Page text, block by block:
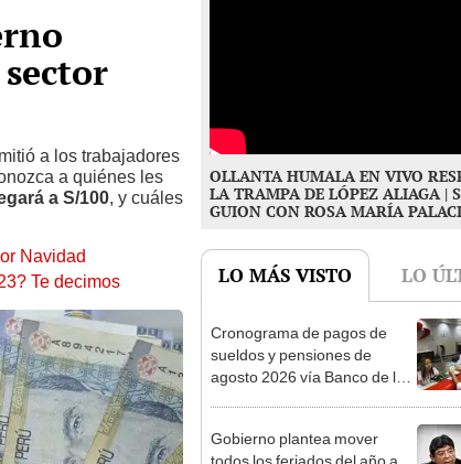
a los trabajadores
a quiénes les
a S/100, y cuáles
Navidad
Te decimos
OLLANTA HUMALA EN VIVO
LA TRAMPA DE LÓPEZ ALIAGA |
GUION CON ROSA MARÍA
LO MÁS VISTO LO
Cronograma de pagos de
sueldos y pensiones de
agosto 2026 vía Banco de la
Gobierno plantea mover
todos los feriados del año a